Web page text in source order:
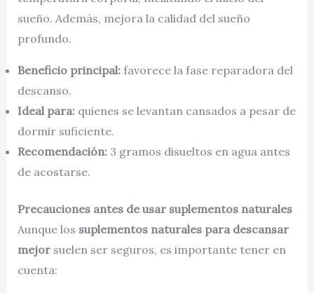
sueño. Además, mejora la calidad del sueño
profundo.
Beneficio principal:favorece la fase reparadora del
descanso.
Ideal para:quienes se levantan cansados a pesar de
dormir suficiente.
Recomendación:3 gramos disueltos en agua antes
de acostarse.
Precauciones antes de usar suplementos naturales
Aunque los suplementos naturales para descansar
mejorsuelen ser seguros, es importante tener en
cuenta: